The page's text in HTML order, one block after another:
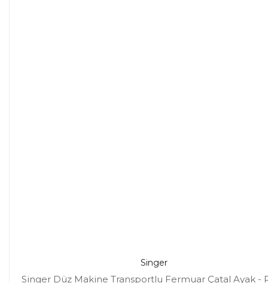
Singer
Singer Düz Makine Transportlu Fermuar Çatal Ayak -